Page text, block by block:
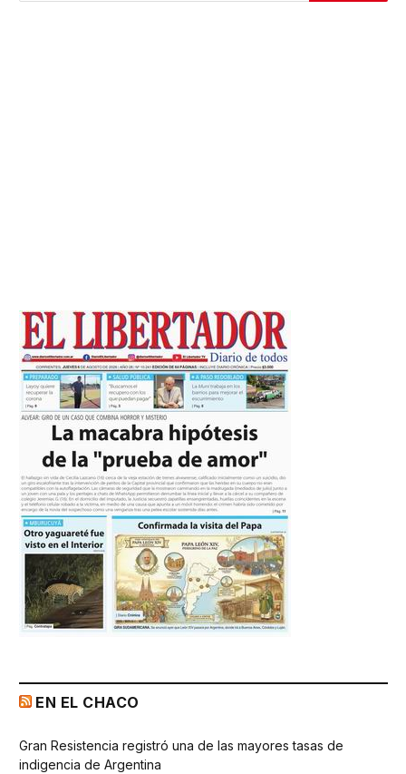
EN EL CHACO
Gran Resistencia registró una de las mayores tasas de
indigencia de Argentina